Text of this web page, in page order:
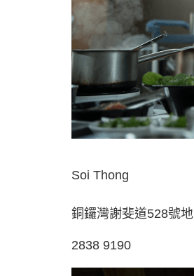
Soi Thong
銅鑼灣謝斐道528號
2838 9190